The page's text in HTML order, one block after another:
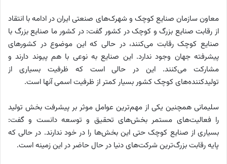
معاون سازمان صنایع کوچک و شهرک‌های صنعتی ایران در ادامه با انتقاد
از رقابت صنایع بزرگ و کوچک در کشور گفت: در کشور ما صنایع بزرگ با
صنایع کوچک رقابت می‌کنند، در حالی که این موضوع در کشورهای
پیشرفته جهان وجود ندارد. این صنایع به نوعی با هم پیوند دارند و
مشارکت می‌کنند. این در حالی است که ظرفیت بسیاری از
تولیدکننده‌های کوچک کشور بسیار کمتر از ظرفیت اسمی آنها است.
سلیمانی همچنین یکی از مهم‌ترین عوامل موثر بر پیشرفت بخش تولید
را فعالیت‌های مستمر بخش‌های تحقیق و توسعه دانست و گفت:
بسیاری از صنایع کوچک حتی این بخش‌ها را در خود ندارند. در حالی که
پایه رقابت بزرگ‌ترین شرکت‌های دنیا در حال حاضر در این زمینه است.